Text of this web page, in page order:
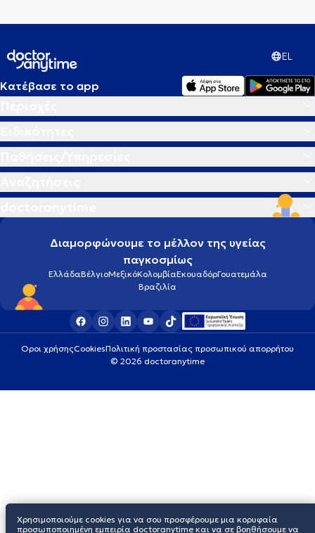
EL
Κατέβασε το app
Διαμορφώνουμε το μέλλον της υγείας
παγκοσμίως
ΕλλάδαΒέλγιοΜεξικόΚολομβίαΕκουαδόρΓουατεμάλα
Βραζιλία
Οροι χρήσηςCookiesΠολιτική προστασίας προσωπικού απορρήτου
© 2026 doctoranytime
Χρησιμοποιούμε cookies για να σου προσφέρουμε μια κορυφαία
προσωποποιημένη εμπειρία doctoranytime και να σε βοηθήσουμε να